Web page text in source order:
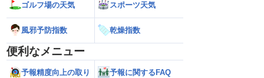
今後の進路は？北日
可能性も（7日22時
【台風13号 2026】雨風の影響はいつま
で続く？／ウェザーニュース気象予報士
ゴルフ場の天気 スポーツ天気
風邪予防指数 乾燥指数
便利なメニュー
予報精度向上の取り
予報に関するFAQ